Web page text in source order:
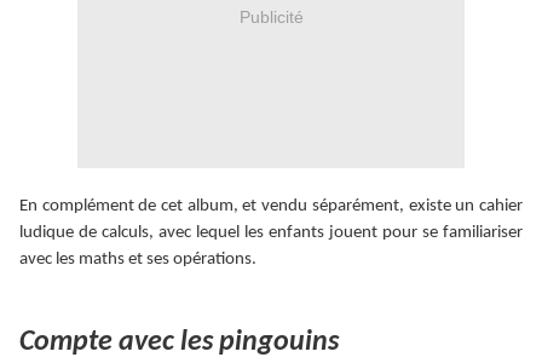
Publicité
En complément de cet album, et vendu séparément, existe un cahier
ludique de calculs, avec lequel les enfants jouent pour se familiariser
avec les maths et ses opérations.
Compte avec les pingouins